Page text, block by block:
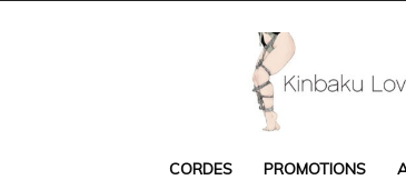
:
CORDES PROMOTIONS